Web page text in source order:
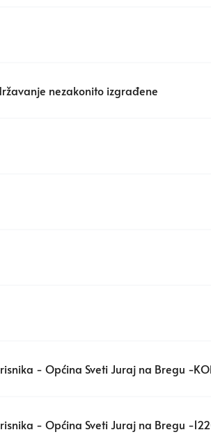
nezakonito izgrađene
- Općina Sveti Juraj na Bregu -
- Općina Sveti Juraj na Bregu -